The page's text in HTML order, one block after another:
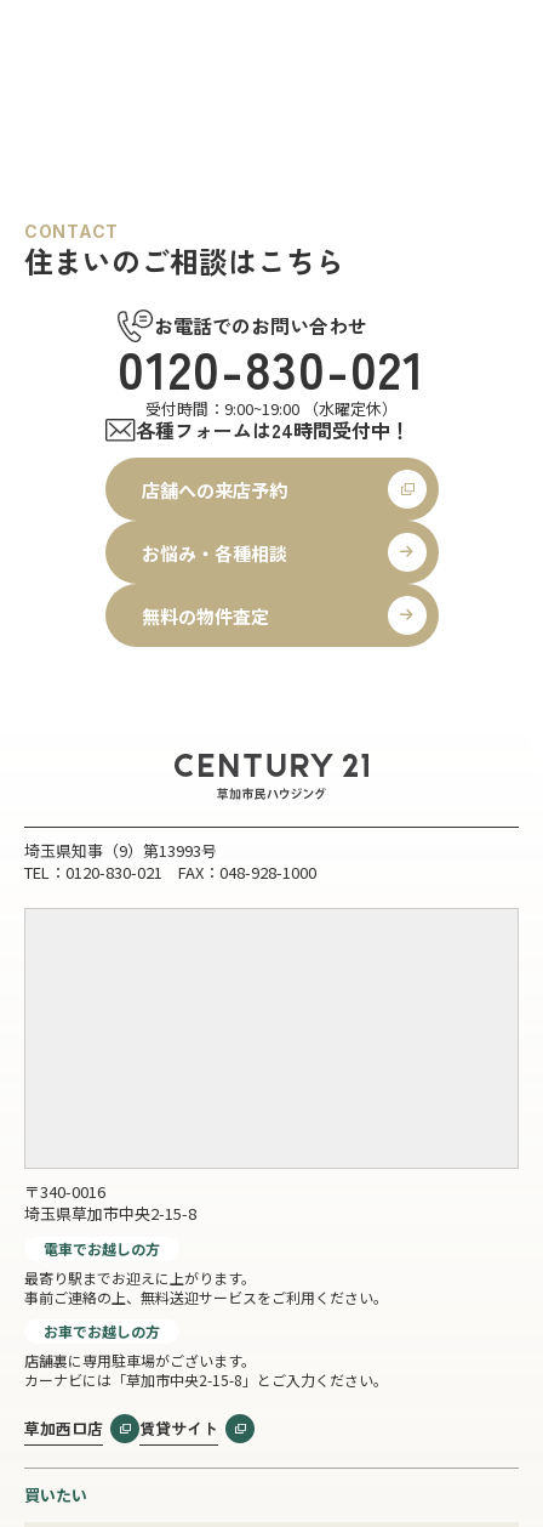
CONTACT
住まいのご相談はこちら
お電話でのお問い合わせ
0120-830-021
受付時間：9:00~19:00 （水曜定休）
各種フォームは24時間受付中！
店舗への来店予約
お悩み・各種相談
無料の物件査定
埼玉県知事（9）第13993号
TEL：0120-830-021 FAX：048-928-1000
〒340-0016
埼玉県草加市中央2-15-8
電車でお越しの方
最寄り駅までお迎えに上がります。
事前ご連絡の上、無料送迎サービスをご利用ください。
お車でお越しの方
店舗裏に専用駐車場がございます。
カーナビには「草加市中央2-15-8」とご入力ください。
草加西口店 賃貸サイト
買いたい